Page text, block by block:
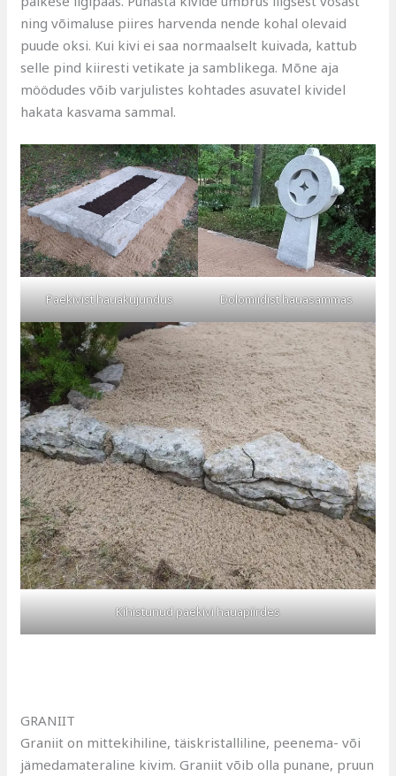
ning võimaluse piires harvenda nende kohal olevaid
puude oksi. Kui kivi ei saa normaalselt kuivada, kattub
selle pind kiiresti vetikate ja samblikega. Mõne aja
möödudes võib varjulistes kohtades asuvatel kividel
hakata kasvama sammal.
Paekivist hauakujundus Dolomiidist hauasammas
Kihistunud paekivi hauapiirdes
GRANIIT
Graniit on mittekihiline, täiskristalliline, peenema- või
jämedamateraline kivim. Graniit võib olla punane, pruun